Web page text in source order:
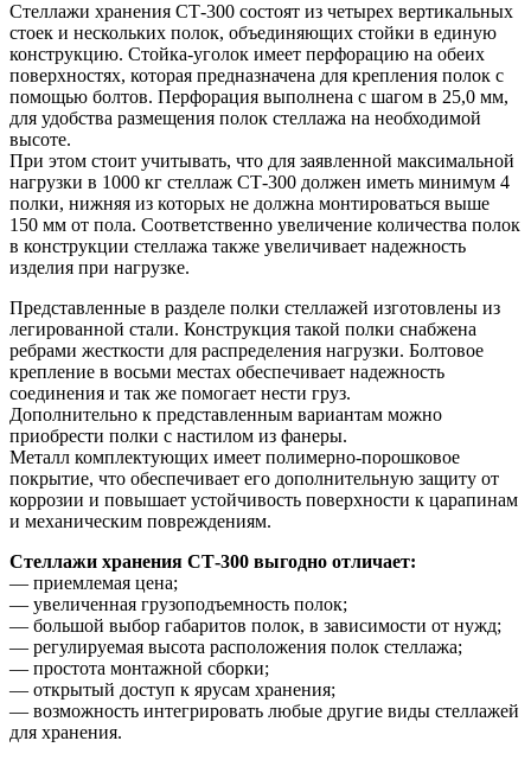
Стеллажи хранения СТ-300 состоят из четырех вертикальных
стоек и нескольких полок, объединяющих стойки в единую
конструкцию. Стойка-уголок имеет перфорацию на обеих
поверхностях, которая предназначена для крепления полок с
помощью болтов. Перфорация выполнена с шагом в 25,0 мм,
для удобства размещения полок стеллажа на необходимой
высоте.
При этом стоит учитывать, что для заявленной максимальной
нагрузки в 1000 кг стеллаж СТ-300 должен иметь минимум 4
полки, нижняя из которых не должна монтироваться выше
150 мм от пола. Соответственно увеличение количества полок
в конструкции стеллажа также увеличивает надежность
изделия при нагрузке.
Представленные в разделе полки стеллажей изготовлены из
легированной стали. Конструкция такой полки снабжена
ребрами жесткости для распределения нагрузки. Болтовое
крепление в восьми местах обеспечивает надежность
соединения и так же помогает нести груз.
Дополнительно к представленным вариантам можно
приобрести полки с настилом из фанеры.
Металл комплектующих имеет полимерно-порошковое
покрытие, что обеспечивает его дополнительную защиту от
коррозии и повышает устойчивость поверхности к царапинам
и механическим повреждениям.
Стеллажи хранения СТ-300 выгодно отличает:
— приемлемая цена;
— увеличенная грузоподъемность полок;
— большой выбор габаритов полок, в зависимости от нужд;
— регулируемая высота расположения полок стеллажа;
— простота монтажной сборки;
— открытый доступ к ярусам хранения;
— возможность интегрировать любые другие виды стеллажей
для хранения.